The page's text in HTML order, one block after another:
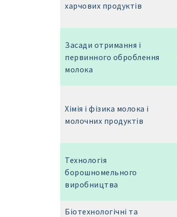
харчових продуктів
Засади отримання і
первинного оброблення
молока
Хімія і фізика молока і
молочних продуктів
Технологія
борошномельного
виробництва
Біотехнологічні та